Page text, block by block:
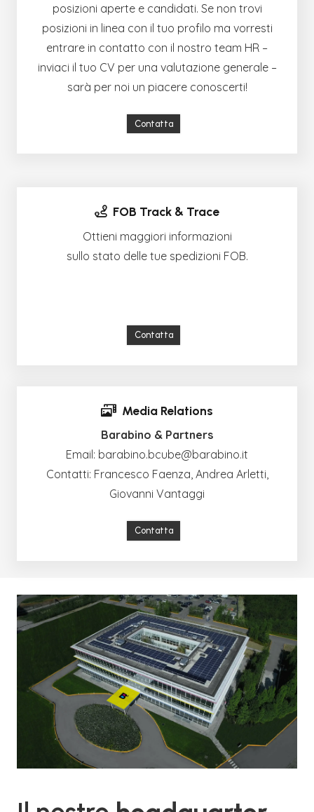
posizioni aperte e candidati. Se non trovi
posizioni in linea con il tuo profilo ma vorresti
entrare in contatto con il nostro team HR –
inviaci il tuo CV per una valutazione generale –
sarà per noi un piacere conoscerti!
Contatta
FOB Track & Trace
Ottieni maggiori informazioni
sullo stato delle tue spedizioni FOB.
Contatta
Media Relations
Barabino & Partners
Email: barabino.bcube@barabino.it
Contatti: Francesco Faenza, Andrea Arletti,
Giovanni Vantaggi
Contatta